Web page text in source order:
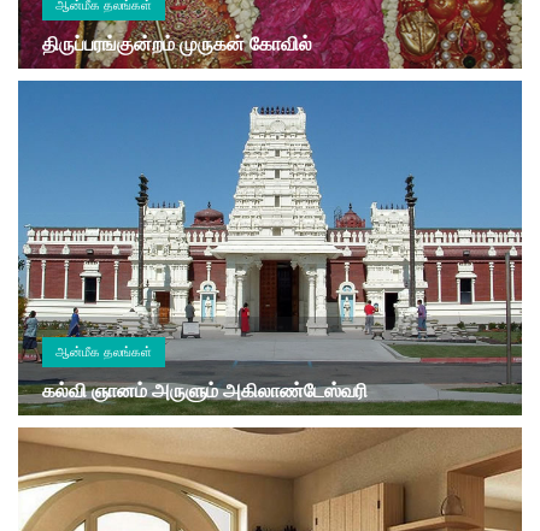
ஆன்மீக தலங்கள்
திருப்பரங்குன்றம் முருகன் கோவில்
ஆன்மீக தலங்கள்
கல்வி ஞானம் அருளும் அகிலாண்டேஸ்வரி